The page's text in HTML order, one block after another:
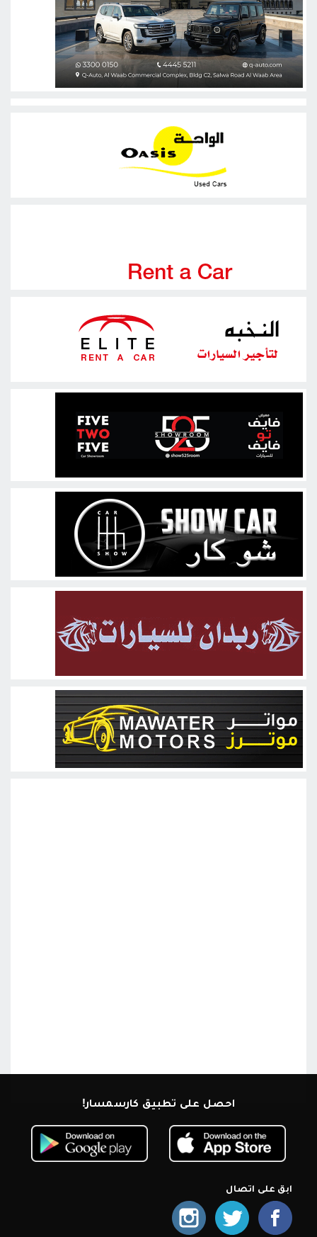
احصل على تطبيق كارسمسار!
ابق على اتصال